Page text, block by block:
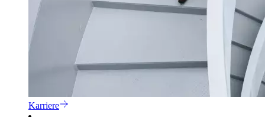
Karriere